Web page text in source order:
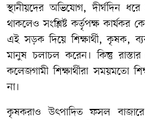
স্থানীয়দের অভিযোগ, দীর্ঘদিন
থাকলেও সংশ্লিষ্ট কর্তৃপক্ষ কার্যকর
এই সড়ক দিয়ে শিক্ষার্থী, কৃষক,
মানুষ চলাচল করেন। কিন্তু
কলেজগামী শিক্ষার্থীরা সময়মতো
না।
কৃষকরাও উৎপাদিত ফসল